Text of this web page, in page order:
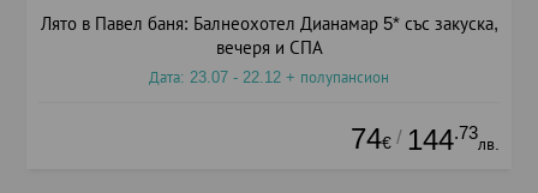
Лято в Павел баня: Балнеохотел Дианамар 5* със закуска,
вечеря и СПА
Дата: 23.07 - 22.12 + полупансион
74€ / 144.73
лв.